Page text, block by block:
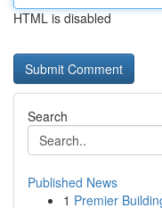
HTML is disabled
Search
Published News
1 Premier